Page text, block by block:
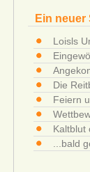
Ein neuer
Loisls
Die
Feiern
Kaltblut
...bald